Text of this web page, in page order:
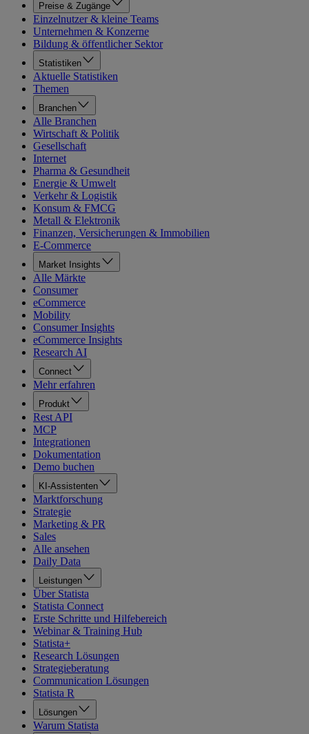
Preise & Zugänge
Einzelnutzer & kleine Teams
Unternehmen & Konzerne
Bildung & öffentlicher Sektor
Statistiken
Aktuelle Statistiken
Themen
Branchen
Alle Branchen
Wirtschaft & Politik
Gesellschaft
Internet
Pharma & Gesundheit
Energie & Umwelt
Verkehr & Logistik
Konsum & FMCG
Metall & Elektronik
Finanzen, Versicherungen & Immobilien
E-Commerce
Market Insights
Alle Märkte
Consumer
eCommerce
Mobility
Consumer Insights
eCommerce Insights
Research AI
Connect
Mehr erfahren
Produkt
Rest API
MCP
Integrationen
Dokumentation
Demo buchen
KI-Assistenten
Marktforschung
Strategie
Marketing & PR
Sales
Alle ansehen
Daily Data
Leistungen
Über Statista
Statista Connect
Erste Schritte und Hilfebereich
Webinar & Training Hub
Statista+
Research Lösungen
Strategieberatung
Communication Lösungen
Statista R
Lösungen
Warum Statista